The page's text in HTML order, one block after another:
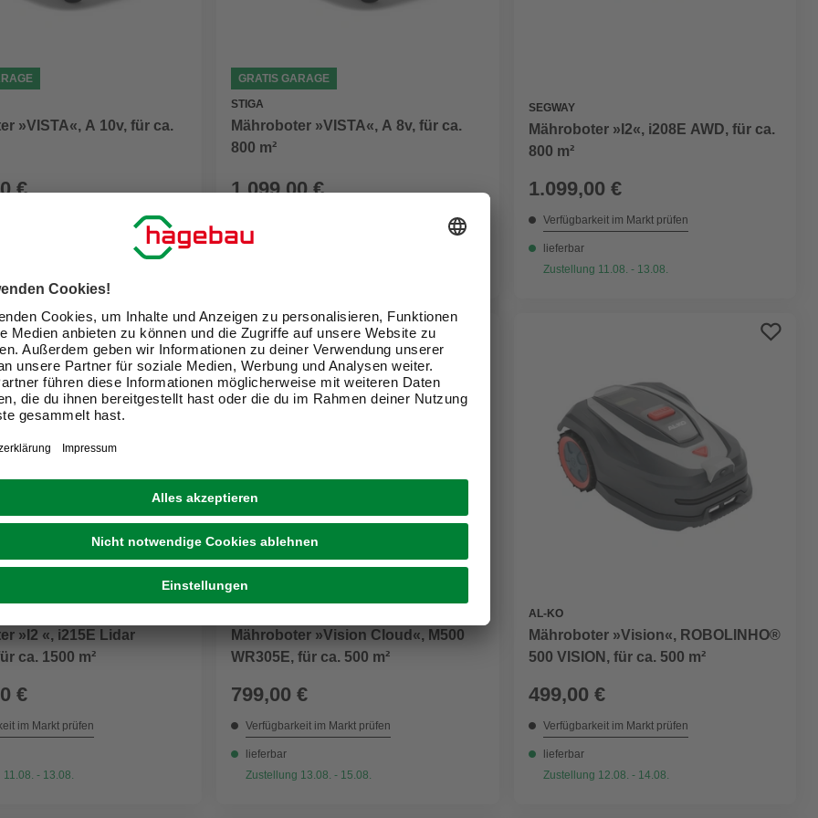
»VISTA«, A 10v, für ca.
€
GRATIS GARAGE
STIGA
Mähroboter »VISTA«, A 8v, für ca.
800 m²
1.099,00 €
SEGWAY
Mähroboter »I2«, i208E AWD, für ca.
800 m²
1.099,00 €
Verfügbarkeit im Markt prüfen
lieferbar
Zustellung 11.08. - 13.08.
»I2 «, i215E Lidar
ca. 1500 m²
€
im Markt prüfen
- 13.08.
Mähroboter »Vision Cloud«, M500
WR305E, für ca. 500 m²
799,00 €
Verfügbarkeit im Markt prüfen
lieferbar
Zustellung 13.08. - 15.08.
AL-KO
Mähroboter »Vision«, ROBOLINHO®
500 VISION, für ca. 500 m²
499,00 €
Verfügbarkeit im Markt prüfen
lieferbar
Zustellung 12.08. - 14.08.